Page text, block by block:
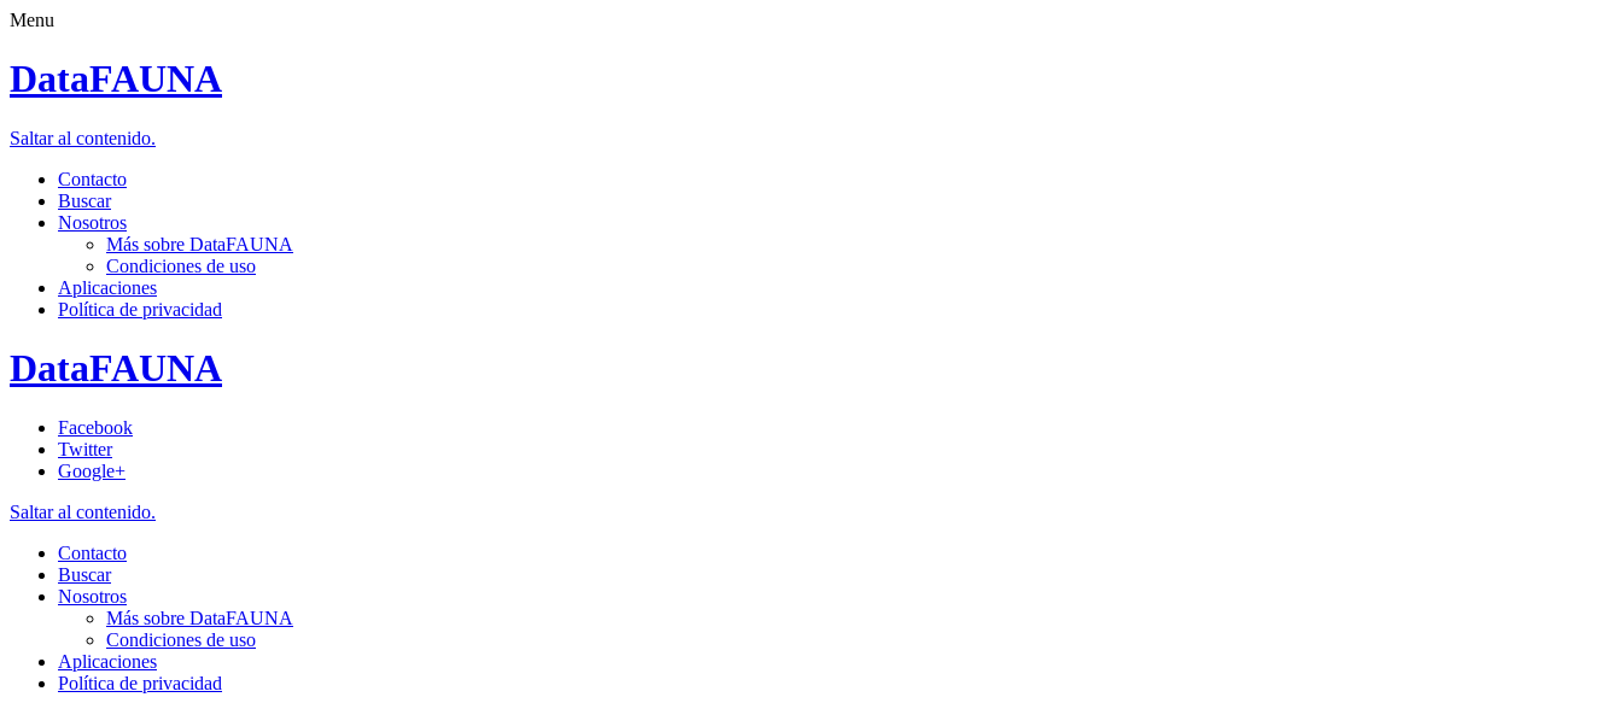
Menu
DataFAUNA
Saltar al contenido.
Contacto
Buscar
Nosotros
Más sobre DataFAUNA
Condiciones de uso
Aplicaciones
Política de privacidad
DataFAUNA
Facebook
Twitter
Google+
Saltar al contenido.
Contacto
Buscar
Nosotros
Más sobre DataFAUNA
Condiciones de uso
Aplicaciones
Política de privacidad